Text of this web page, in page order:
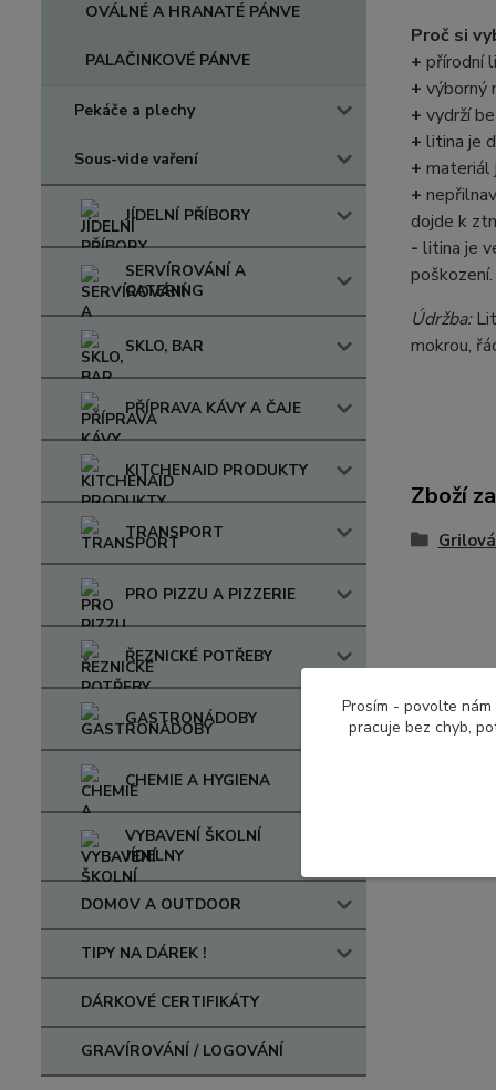
OVÁLNÉ A HRANATÉ PÁNVE
PALAČINKOVÉ PÁNVE
Pekáče a plechy
Sous-vide vaření
JÍDELNÍ PŘÍBORY
SERVÍROVÁNÍ A
CATERING
SKLO, BAR
PŘÍPRAVA KÁVY A ČAJE
KITCHENAID PRODUKTY
TRANSPORT
PRO PIZZU A PIZZERIE
ŘEZNICKÉ POTŘEBY
GASTRONÁDOBY
CHEMIE A HYGIENA
VYBAVENÍ ŠKOLNÍ
JÍDELNY
DOMOV A OUTDOOR
TIPY NA DÁREK !
DÁRKOVÉ CERTIFIKÁTY
GRAVÍROVÁNÍ / LOGOVÁNÍ
Proč si
+ přírodní
+ výborný
+ vydrží
+ litina je
+ materiál
+
dojde k
- litina je
poškození.
Údržba:
mokrou,
Zboží
Prosím - povolte
pracuje bez chyb,